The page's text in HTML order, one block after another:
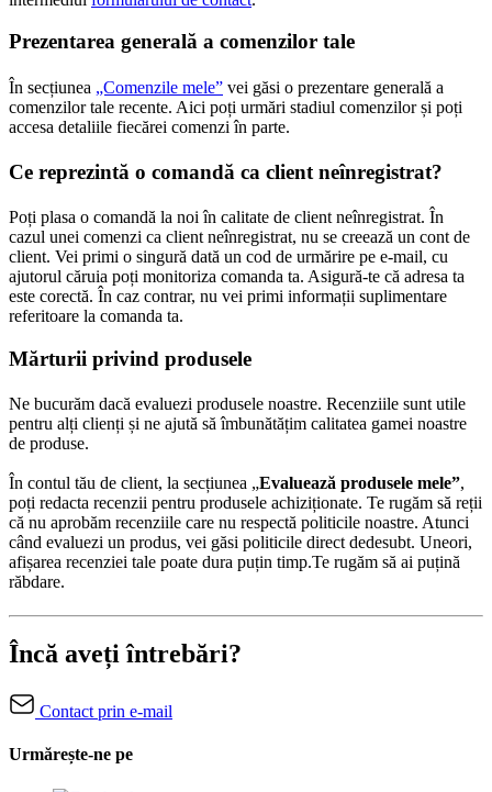
Prezentarea generală a comenzilor tale
În secțiunea „Comenzile mele” vei găsi o prezentare generală a
comenzilor tale recente. Aici poți urmări stadiul comenzilor și poți
accesa detaliile fiecărei comenzi în parte.
Ce reprezintă o comandă ca client neînregistrat?
Poți plasa o comandă la noi în calitate de client neînregistrat. În
cazul unei comenzi ca client neînregistrat, nu se creează un cont de
client. Vei primi o singură dată un cod de urmărire pe e-mail, cu
ajutorul căruia poți monitoriza comanda ta. Asigură-te că adresa ta
este corectă. În caz contrar, nu vei primi informații suplimentare
referitoare la comanda ta.
Mărturii privind produsele
Ne bucurăm dacă evaluezi produsele noastre. Recenziile sunt utile
pentru alți clienți și ne ajută să îmbunătățim calitatea gamei noastre
de produse.
În contul tău de client, la secțiunea „Evaluează produsele mele”,
poți redacta recenzii pentru produsele achiziționate. Te rugăm să reții
că nu aprobăm recenziile care nu respectă politicile noastre. Atunci
când evaluezi un produs, vei găsi politicile direct dedesubt. Uneori,
afișarea recenziei tale poate dura puțin timp.Te rugăm să ai puțină
răbdare.
Încă aveți întrebări?
Contact prin e-mail
Urmărește-ne pe